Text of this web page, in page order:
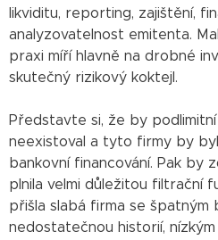
likviditu, reporting, zajištění,
analyzovatelnost emitenta.
praxi míří hlavně na drobné
skutečný rizikový koktejl.
Představte si, že by
neexistoval a tyto firmy by
bankovní financování. Pak by
plnila velmi důležitou filtrační
přišla slabá firma se špatným
nedostatečnou historií,